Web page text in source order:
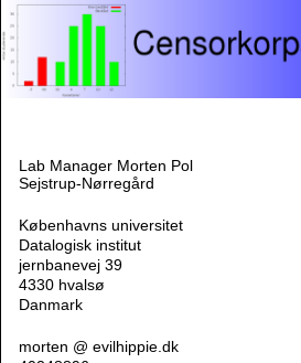
Lab Manager Morten Pol
Sejstrup-Nørregård
Københavns universitet
Datalogisk institut
jernbanevej 39
4330 hvalsø
Danmark
morten @ evilhippie.dk